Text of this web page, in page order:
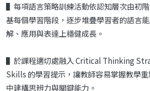
▌每項語言策略訓練活動依認知層次由初
基每個學習階段，逐步堆疊學習者的語言
解、應用與表達上穩健成長。
▌於課程適切處融入 Critical Thinking
Skills 的學習提示，讓教師容易掌握教學
中建構思辨力與關鍵能力。